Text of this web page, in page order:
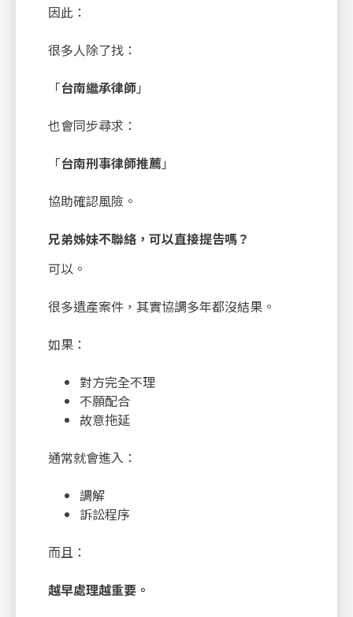
因此：
很多人除了找：
「台南繼承律師」
也會同步尋求：
「台南刑事律師推薦」
協助確認風險。
兄弟姊妹不聯絡，可以直接提告嗎？
可以。
很多遺產案件，其實協調多年都沒結果。
如果：
對方完全不理
不願配合
故意拖延
通常就會進入：
調解
訴訟程序
而且：
越早處理越重要。